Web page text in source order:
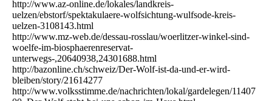
http://www.az-online.de/lokales/landkreis-
uelzen/ebstorf/spektakulaere-wolfsichtung-wulfsode-kreis-
uelzen-3108143.html
http://www.mz-web.de/dessau-rosslau/woerlitzer-winkel-sind-
woelfe-im-biosphaerenreservat-
unterwegs-,20640938,24301688.html
http://bazonline.ch/schweiz/Der-Wolf-ist-da-und-er-wird-
bleiben/story/21614277
http://www.volksstimme.de/nachrichten/lokal/gardelegen/11407